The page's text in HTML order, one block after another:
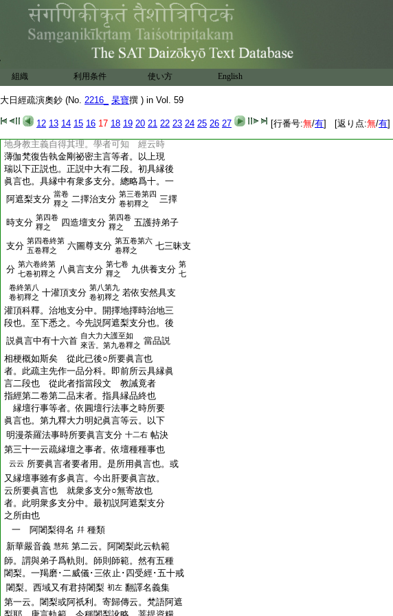
組織 利用条件 使い方 English
大日經疏演奧鈔 (No. 2216_ 杲寶撰 ) in Vol. 59
12 13 14 15 16 17 18 19 20 21 22 23 24 25 26 27 [行番号:無/有] [返り点:無/有]
復還入。二重還入有其意。初遍至十方諸尊。
還入支分出現加持本位。次從加持本位。更
還入本地法身身中也。第十六 入祕密漫
荼羅位品 云。謂
如來身所示種種形聲。皆從阿字而生也。
如來不思議法身之中 二十五右
當段釋準此可
思之。總意云。就此經教主。古來有本地加
持之諍。或云所現加持身。或云能現本地
身而今所現加持身。還入不思議法身。皆
地身教主義自得其理。學者可知 經云時
薄伽梵復告執金剛祕密主言等者。以上現
瑞以下正説也。正説中大有二段。初具縁後
眞言也。具縁中有衆多支分。總略爲十。一
阿遮梨支分 當卷
釋之 二擇治支分 第三卷第四
卷初釋之
三擇
時支分 第四卷
釋之
四造壇支分 第四卷
釋之
五護持弟子
支分 第四卷終第
五卷釋之
六圖尊支分 第五卷第六
卷釋之
七三昧支
分 第六卷終第
七卷初釋之 八眞言支分 第七卷
釋之
九供養支分 第
七
卷終第八
卷初釋之 十灌頂支分 第八第九
卷初釋之 若依安然具支
灌頂科釋。治地支分中。開擇地擇時治地三
段也。至下悉之。今先説阿遮梨支分也。後
説眞言中有十六首 自大力大護至如
來舌。第九卷釋之 當品説
相梗概如斯矣 從此已後○所要眞言也
者。此疏主先作一品分科。即前所云具縁眞
言二段也 從此者指當段文 教誡竟者
指經第二卷第二品末者。指具縁品終也
縁壇行事等者。依圓壇行法事之時所要
眞言也。第九釋大力明妃眞言等云。以下
明漫荼羅法事時所要眞言支分 十二右 帖決
第三十一云疏縁壇之事者。依壇種種事也
云云 所要眞言者要者用。是所用眞言也。或
又縁壇事雖有多眞言。今出肝要眞言故。
云所要眞言也 就衆多支分○無寄故也
者。此明衆多支分中。最初説阿遮梨支分
之所由也
一 阿闍梨得名 幷 種類
新華嚴音義 慧苑 第二云。阿闍梨此云軌範
師。謂與弟子爲軌則。師則師範。然有五種
闍梨。一羯磨･二威儀･三依止･四受經･五十戒
闍梨。西域又有君持闍梨 初左 翻譯名義集
第一云。闍梨或阿祇利。寄歸傳云。梵語阿遮